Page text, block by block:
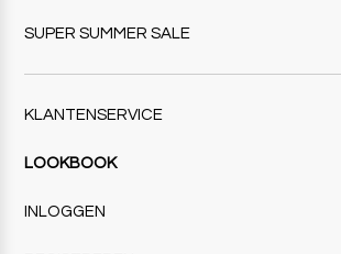
SUPER SUMMER SALE
KLANTENSERVICE
LOOKBOOK
INLOGGEN